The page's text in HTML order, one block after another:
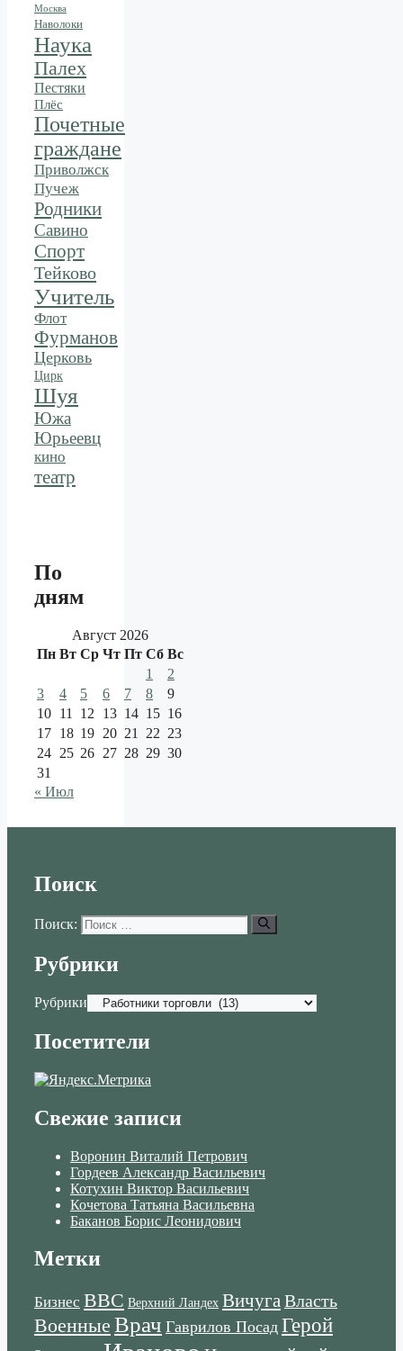
Москва
Наволоки
Наука
Палех
Пестяки
Плёс
Почетные
граждане
Приволжск
Пучеж
Родники
Савино
Спорт
Тейково
Учитель
Флот
Фурманов
Церковь
Цирк
Шуя
Южа
Юрьеевц
кино
театр
По
дням
Август 2026
Пн Вт Ср Чт Пт Сб Вс
1
2
3
4 5 6 7 8
9
10 11 12 13 14 15 16
17 18 19 20 21 22 23
24 25 26 27 28 29 30
31
« Июл
Поиск
Поиск:
Рубрики
Рубрики
Посетители
Свежие записи
Воронин Виталий Петрович
Гордеев Александр Васильевич
Котухин Виктор Васильевич
Кочетова Татьяна Васильевна
Баканов Борис Леонидович
Метки
Бизнес ВВС Верхний Ландех ВичугаВласть
Военные Врач Гаврилов Посад Герой